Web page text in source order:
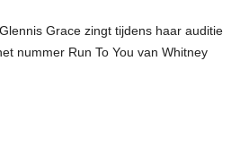
Grace zingt tijdens haar auditie
nummer Run To You van Whitney